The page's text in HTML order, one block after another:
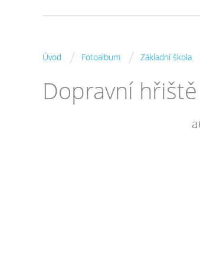
Úvod / Fotoalbum / Základní škola
Dopravní hřiště